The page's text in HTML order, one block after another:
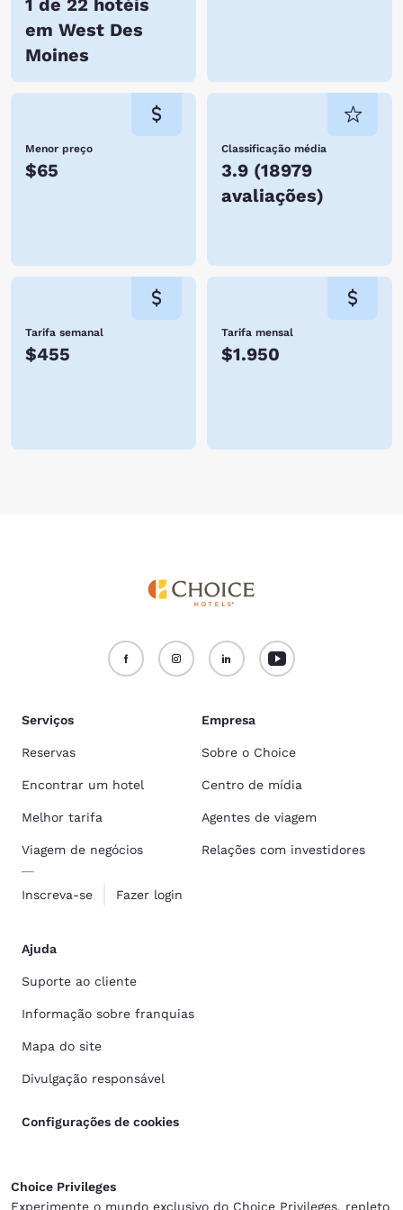
1 de 22 hotéis
em West Des
Moines
Menor preço
$65
Classificação média
3.9 (18979
avaliações)
Tarifa semanal
$455
Tarifa mensal
$1.950
Serviços
Reservas
Encontrar um hotel
Melhor tarifa
Viagem de negócios
Inscreva-se Fazer login
Empresa
Sobre o Choice
Centro de mídia
Agentes de viagem
Relações com investidores
Ajuda
Suporte ao cliente
Informação sobre franquias
Mapa do site
Divulgação responsável
Configurações de cookies
Choice Privileges
Experimente o mundo exclusivo do Choice Privileges, repleto